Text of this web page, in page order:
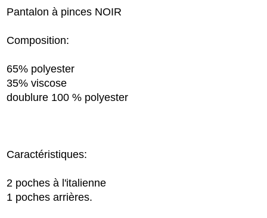
Pantalon à pinces NOIR
Composition:
65% polyester
35% viscose
doublure 100 % polyester
Caractéristiques:
2 poches à l'italienne
1 poches arrières.